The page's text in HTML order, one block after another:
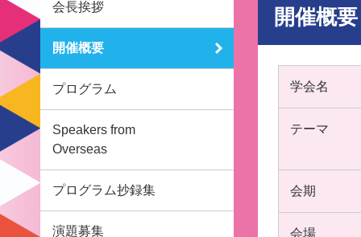
会長挨拶
開催概要
プログラム
Speakers from
Overseas
プログラム抄録集
演題募集
開催概要
学会名
テーマ
会期
会場